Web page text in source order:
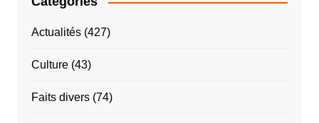
Actualités(427)
Culture(43)
Faits divers(74)